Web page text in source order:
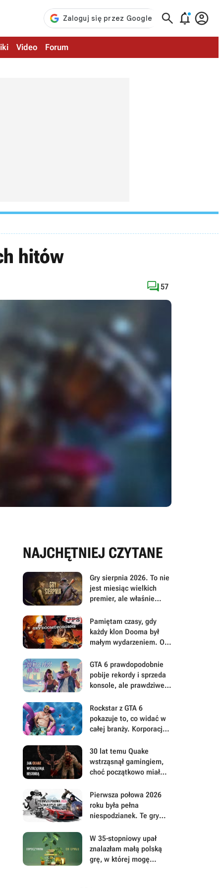
  
Video Forum
hitów
57
NAJCHĘTNIEJ CZYTANE
Gry sierpnia 2026. To nie
jest miesiąc wielkich
premier, ale właśnie
mu się uważniej
Pamiętam czasy, gdy
każdy klon Dooma był
małym wydarzeniem. Oto
FPS-y lat 90.
GTA 6 prawdopodobnie
pobije rekordy i sprzeda
konsole, ale prawdziwe
będą musieli mu
wybaczyć
Rockstar z GTA 6
pokazuje to, co widać w
całej branży. Korporacje
graczami
30 lat temu Quake
wstrząsnął gamingiem,
choć początkowo miał
Pierwsza połowa 2026
roku była pełna
niespodzianek. Te gry
uwagę i Wasz czas
W 35-stopniowy upał
znalazłam małą polską
grę, w której mogę